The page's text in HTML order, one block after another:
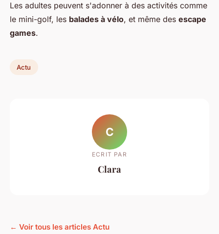
Les adultes peuvent s'adonner à des activités comme
le mini-golf, les balades à vélo, et même des escape
games.
Actu
C
ECRIT PAR
Clara
← Voir tous les articles Actu